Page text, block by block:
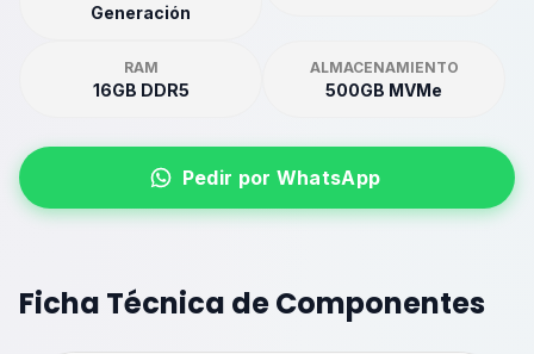
Generación
RAM
16GB DDR5
ALMACENAMIENTO
500GB MVMe
Pedir por WhatsApp
Ficha Técnica de Componentes